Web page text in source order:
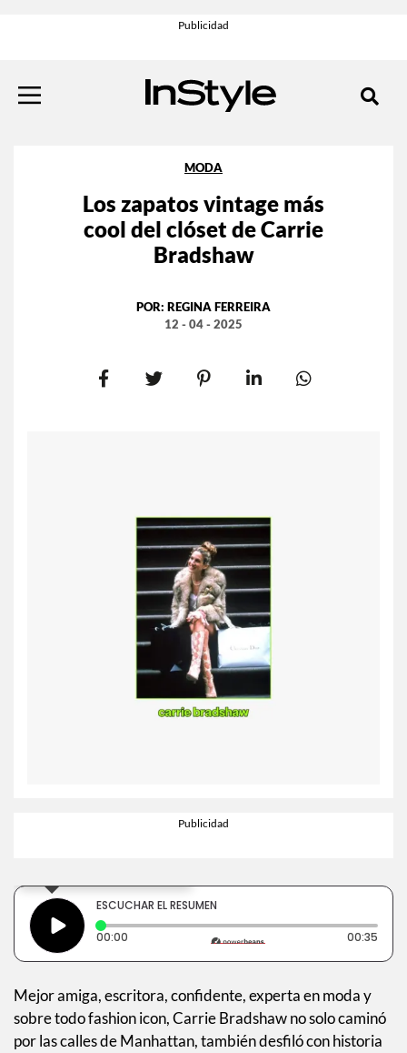
MODA
Los zapatos vintage más
cool del clóset de Carrie
Bradshaw
POR: REGINA FERREIRA
12 - 04 - 2025
ESCUCHAR EL RESUMEN
00:00 Tiempo transcurrido: 0 segundos 00:35
Mejor amiga, escritora, confidente, experta en moda y
sobre todo fashion icon, Carrie Bradshaw no solo caminó
por las calles de Manhattan, también desfiló con historia